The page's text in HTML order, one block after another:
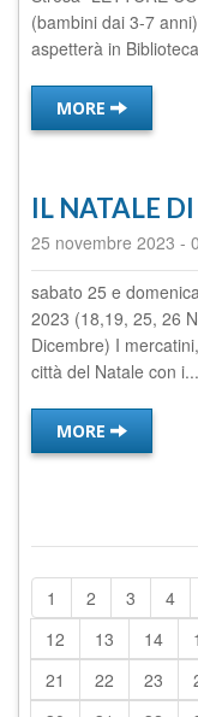
(bambini dai 3-7
aspetterà in
MORE
IL NATALE
25 novembre 2023 -
sabato 25 e
2023 (18,19, 25, 26
Dicembre) I
città del Natale con i...
MORE
1 2 3 4
12
13 14
21
22 23